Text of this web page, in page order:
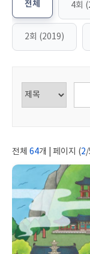
전체 4회
2회 (2019)
전체 64개 | 페이지 (2